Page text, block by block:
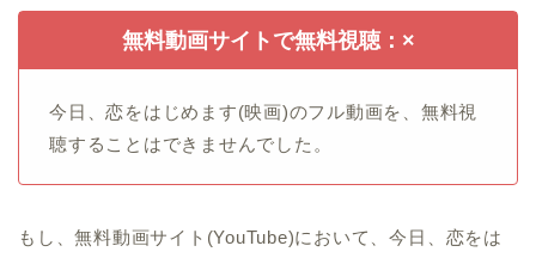
無料動画サイトで無料視聴：×
今日、恋をはじめます(映画)のフル動画を、無料視
聴することはできませんでした。
もし、無料動画サイト(YouTube)において、今日、恋をは